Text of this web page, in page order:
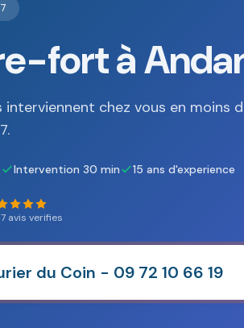
fort à
interviennent chez vous en moins
Intervention 30 min 15 ans d'experience
avis verifies
du Coin - 09 72 10 66 19